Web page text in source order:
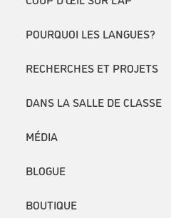
POURQUOI LES LANGUES?
RECHERCHES ET PROJETS
DANS LA SALLE DE CLASSE
MÉDIA
BLOGUE
BOUTIQUE